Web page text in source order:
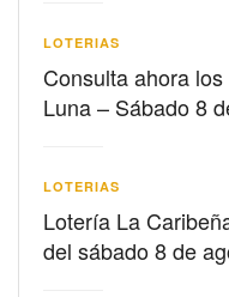
LOTERIAS
Consulta ahora
Luna – Sábado 8
LOTERIAS
Lotería La
del sábado 8 de